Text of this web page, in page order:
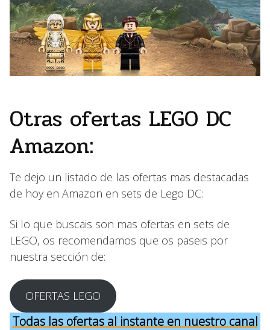
Otras ofertas LEGO DC
Amazon:
Te dejo un listado de las ofertas mas destacadas
de hoy en Amazon en sets de Lego DC:
Si lo que buscais son mas ofertas en sets de
LEGO, os recomendamos que os paseis por
nuestra sección de:
OFERTAS LEGO
Todas las ofertas al instante en nuestro canal